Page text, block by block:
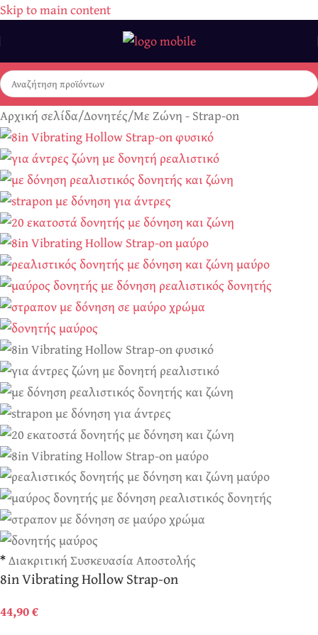
Skip to main content
Αρχική σελίδα/Δονητές/Με Ζώνη - Strap-on
*Διακριτική Συσκευασία Αποστολής
8in Vibrating Hollow Strap-on
44,90€